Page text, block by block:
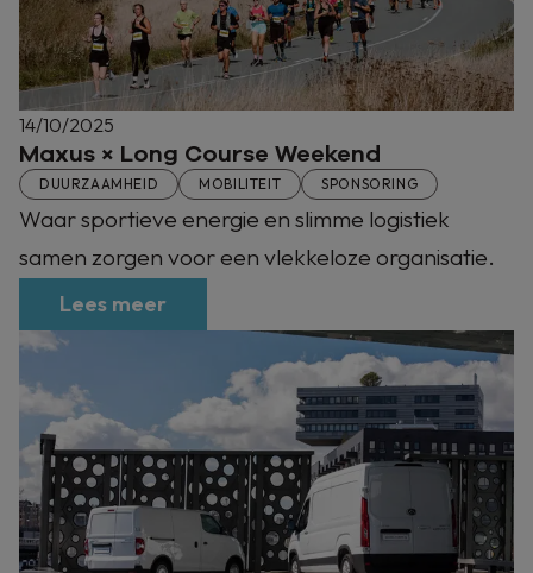
14/10/2025
Maxus × Long Course Weekend
DUURZAAMHEID MOBILITEIT SPONSORING
Waar sportieve energie en slimme logistiek
samen zorgen voor een vlekkeloze organisatie.
Lees meer